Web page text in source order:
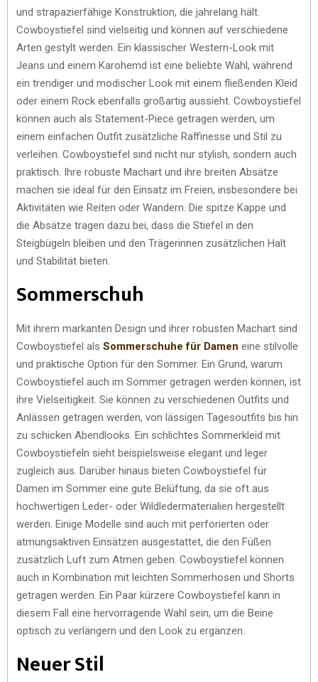
und strapazierfähige Konstruktion, die jahrelang hält.
Cowboystiefel sind vielseitig und können auf verschiedene
Arten gestylt werden. Ein klassischer Western-Look mit
Jeans und einem Karohemd ist eine beliebte Wahl, während
ein trendiger und modischer Look mit einem fließenden Kleid
oder einem Rock ebenfalls großartig aussieht. Cowboystiefel
können auch als Statement-Piece getragen werden, um
einem einfachen Outfit zusätzliche Raffinesse und Stil zu
verleihen. Cowboystiefel sind nicht nur stylish, sondern auch
praktisch. Ihre robuste Machart und ihre breiten Absätze
machen sie ideal für den Einsatz im Freien, insbesondere bei
Aktivitäten wie Reiten oder Wandern. Die spitze Kappe und
die Absätze tragen dazu bei, dass die Stiefel in den
Steigbügeln bleiben und den Trägerinnen zusätzlichen Halt
und Stabilität bieten.
Sommerschuh
Mit ihrem markanten Design und ihrer robusten Machart sind
Cowboystiefel als Sommerschuhe für Damen eine stilvolle
und praktische Option für den Sommer. Ein Grund, warum
Cowboystiefel auch im Sommer getragen werden können, ist
ihre Vielseitigkeit. Sie können zu verschiedenen Outfits und
Anlässen getragen werden, von lässigen Tagesoutfits bis hin
zu schicken Abendlooks. Ein schlichtes Sommerkleid mit
Cowboystiefeln sieht beispielsweise elegant und leger
zugleich aus. Darüber hinaus bieten Cowboystiefel für
Damen im Sommer eine gute Belüftung, da sie oft aus
hochwertigen Leder- oder Wildledermaterialien hergestellt
werden. Einige Modelle sind auch mit perforierten oder
atmungsaktiven Einsätzen ausgestattet, die den Füßen
zusätzlich Luft zum Atmen geben. Cowboystiefel können
auch in Kombination mit leichten Sommerhosen und Shorts
getragen werden. Ein Paar kürzere Cowboystiefel kann in
diesem Fall eine hervorragende Wahl sein, um die Beine
optisch zu verlängern und den Look zu ergänzen.
Neuer Stil